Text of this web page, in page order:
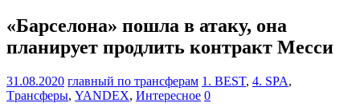
«Барселона» пошла в атаку, она
планирует продлить контракт Месси
31.08.2020 главный по трансферам 1. BEST, 4. SPA,
Tрансферы, YANDEX, Интересное 0